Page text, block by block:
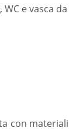
e vasca
con